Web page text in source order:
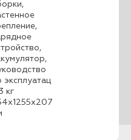
эксплуатац
кг